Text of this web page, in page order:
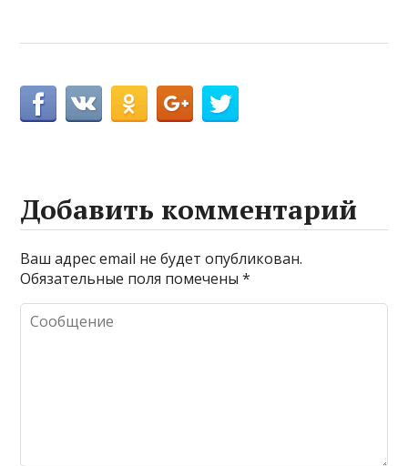
Добавить комментарий
Ваш адрес email не будет опубликован.
Обязательные поля помечены*